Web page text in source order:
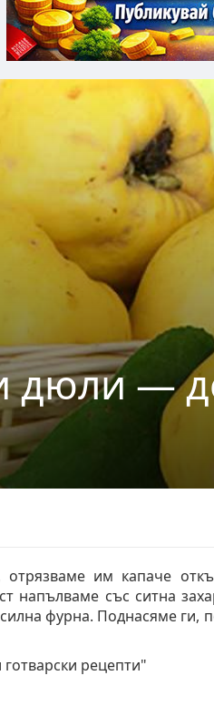
дюли —
отрязваме им капаче
напълваме със ситна
фурна. Поднасяме ги,
рецепти"